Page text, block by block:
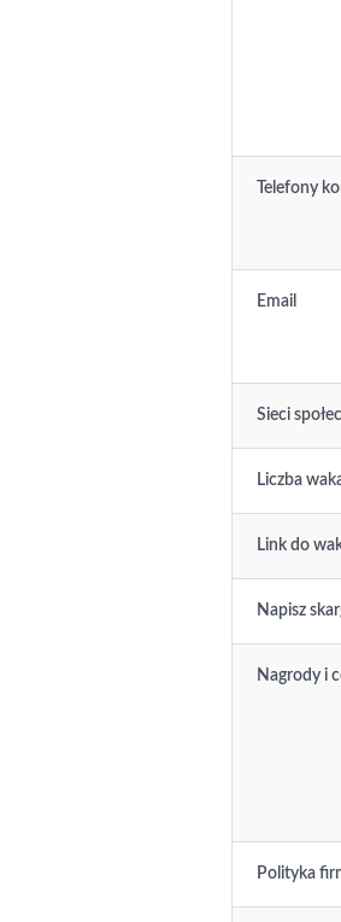
Telefony
Email
Sieci
Liczba
Link do
Napisz
Nagrody i
Polityka